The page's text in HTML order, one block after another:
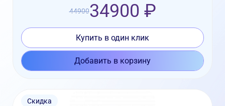
4490034900 ₽
Купить в один клик
Добавить в корзину
Скидка